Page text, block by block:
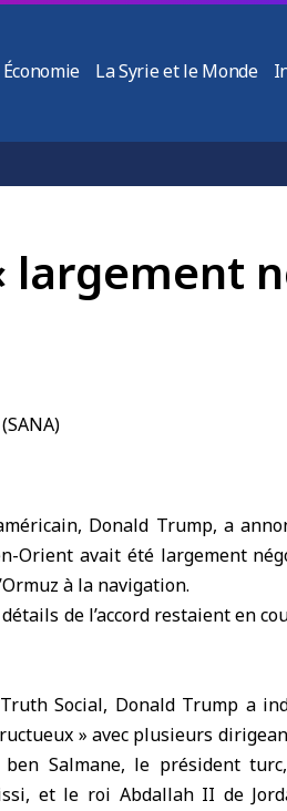
Économie La Syrie et le Monde
Donald Trump, a
Orient avait été largement
à la navigation.
de l’accord restaient en
Social, Donald Trump a
» avec plusieurs
Salmane, le président
et le roi Abdallah II de